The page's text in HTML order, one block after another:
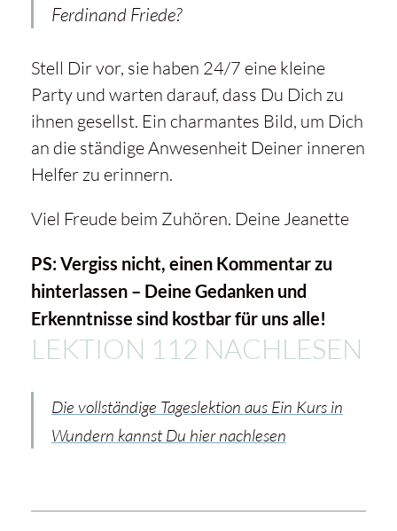
Ferdinand Friede?
Stell Dir vor, sie haben 24/7 eine kleine
Party und warten darauf, dass Du Dich zu
ihnen gesellst. Ein charmantes Bild, um Dich
an die ständige Anwesenheit Deiner inneren
Helfer zu erinnern.
Viel Freude beim Zuhören. Deine Jeanette
PS: Vergiss nicht, einen Kommentar zu
hinterlassen – Deine Gedanken und
Erkenntnisse sind kostbar für uns alle!
LEKTION 112 NACHLESEN
Die vollständige Tageslektion aus Ein Kurs in
Wundern kannst Du hier nachlesen